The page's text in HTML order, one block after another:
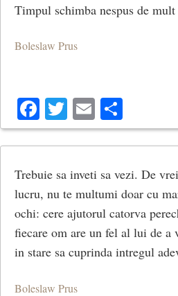
Timpul schimba nespus de
Boleslaw Prus
Facebook
Twitter
Email
Trebuie sa inveti sa vezi. De
lucru, nu te multumi doar cu
ochi: cere ajutorul catorva
fiecare om are un fel al lui de a
in stare sa cuprinda intregul
Boleslaw Prus